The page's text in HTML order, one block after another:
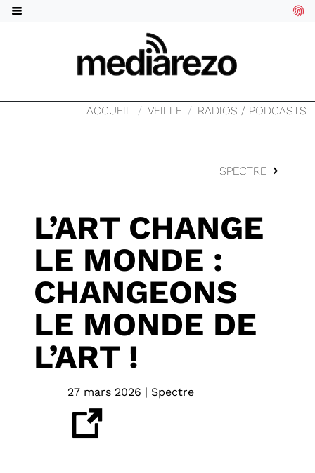
ACCUEIL VEILLE RADIOS / PODCASTS
SPECTRE
L’ART CHANGE
LE MONDE :
CHANGEONS
LE MONDE DE
L’ART !
27 mars 2026 | Spectre